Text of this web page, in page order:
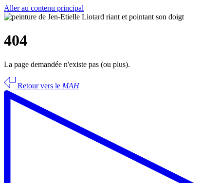
Aller au contenu principal
404
La page demandée n'existe pas (ou plus).
Retour vers le MAH